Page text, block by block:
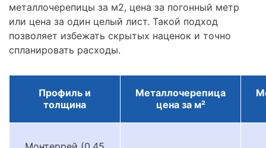
металлочерепицы за м2, цена за погонный метр
или цена за один целый лист. Такой подход
позволяет избежать скрытых наценок и точно
спланировать расходы.
Профиль и
толщина
Металлочерепица
цена за м²